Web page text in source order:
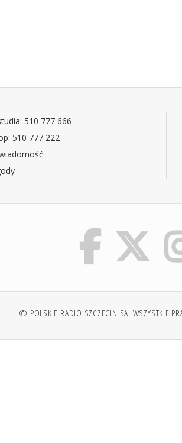
510 777 666
510 777 222
© POLSKIE RADIO SZCZECIN SA. WSZYSTKIE